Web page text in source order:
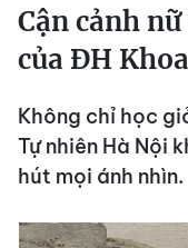
Cận cảnh
của ĐH
Không chỉ học
Tự nhiên Hà Nội
hút mọi ánh nhìn.